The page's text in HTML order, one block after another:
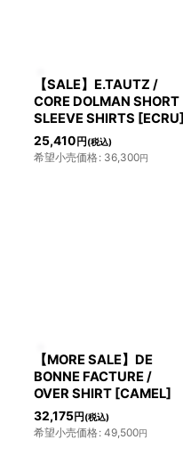
【SALE】E.TAUTZ /
CORE DOLMAN SHORT
SLEEVE SHIRTS [ECRU]
25,410 円 (税込)
希望小売価格: 36,300円
【MORE SALE】DE
BONNE FACTURE /
OVER SHIRT [CAMEL]
32,175円 (税込)
希望小売価格: 49,500円